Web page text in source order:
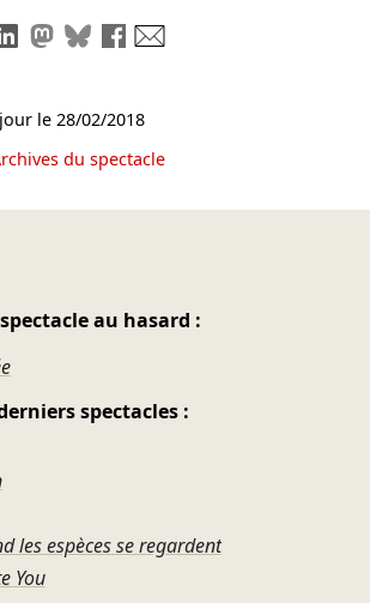
le lien
Partager sur LinkedIn
Partager sur Mastodon
Partager sur Bluesky
Partager sur Facebook
le 28/02/2018
du spectacle
au hasard :
spectacles :
les espèces se regardent
You